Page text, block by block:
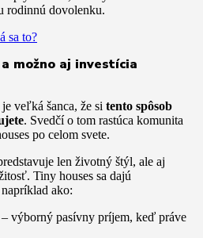
rodinnú dovolenku.
sa to?
možno aj investícia
veľká šanca, že si tento spôsob
. Svedčí o tom rastúca komunita
po celom svete.
len životný štýl, ale aj
Tiny houses sa dajú
ako:
– výborný pasívny príjem, keď práve